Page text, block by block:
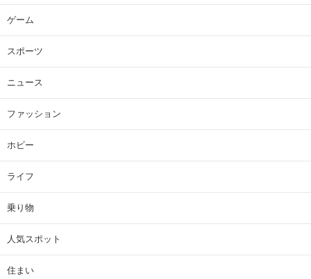
ゲーム
スポーツ
ニュース
ファッション
ホビー
ライフ
乗り物
人気スポット
住まい